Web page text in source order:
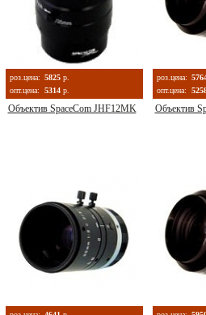
роз.цена: 5825 р.
опт.цена:
5314 р.
Объектив SpaceCom JHF12MK
роз.цена:
опт.цена:
Объектив